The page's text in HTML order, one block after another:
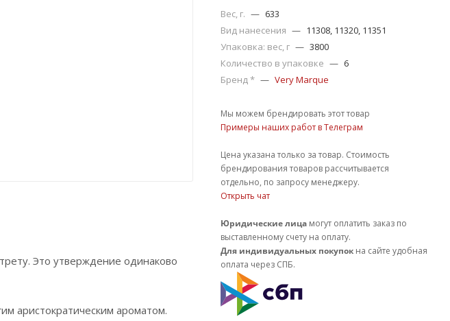
Это утверждение одинаково
аристократическим ароматом.
Вес, г. — 633
Вид нанесения — 11308, 11320, 11351
Упаковка: вес, г — 3800
Количество в упаковке — 6
Бренд * — Very Marque
Мы можем брендировать этот товар
Примеры наших работ в Телеграм
Цена указана только за товар. Стоимость
брендирования товаров рассчитывается
отдельно, по запросу менеджеру.
Открыть чат
Юридические лица могут оплатить заказ по
выставленному счету на оплату.
Для индивидуальных покупок на сайте удобная
оплата через СПБ.